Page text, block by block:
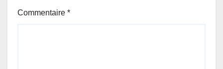
Commentaire *